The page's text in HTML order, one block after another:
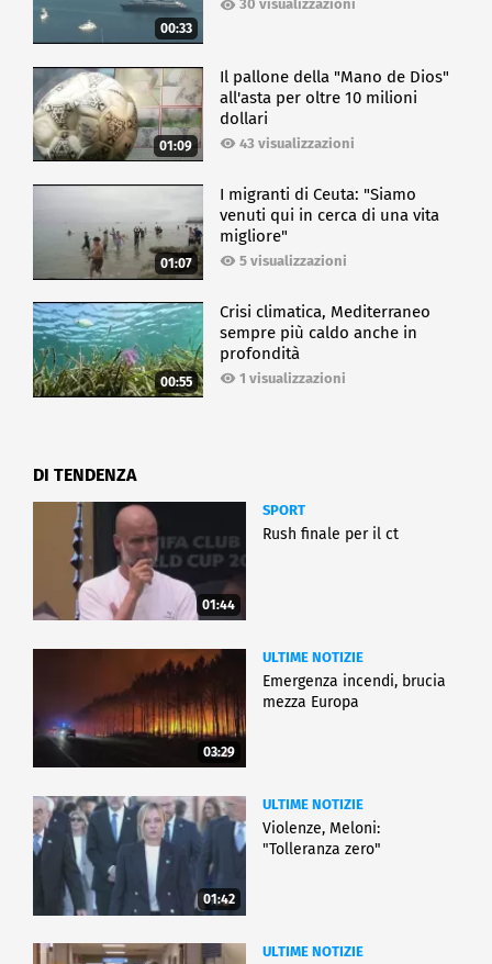
00:33
30 visualizzazioni
01:09
Il pallone della "Mano de Dios"
all'asta per oltre 10 milioni
dollari
43 visualizzazioni
01:07
I migranti di Ceuta: "Siamo
venuti qui in cerca di una vita
migliore"
5 visualizzazioni
00:55
Crisi climatica, Mediterraneo
sempre più caldo anche in
profondità
1 visualizzazioni
DI TENDENZA
01:44
SPORT
Rush finale per il ct
03:29
ULTIME NOTIZIE
Emergenza incendi, brucia
mezza Europa
01:42
ULTIME NOTIZIE
Violenze, Meloni:
"Tolleranza zero"
ULTIME NOTIZIE